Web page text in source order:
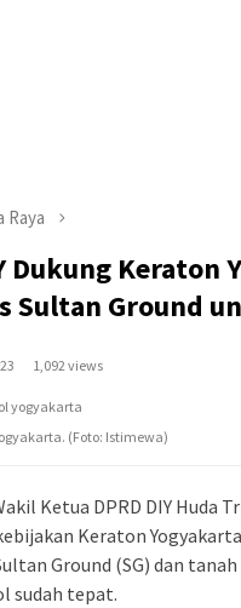
Raya
Dukung Keraton
Sultan Ground
1,092 views
(Foto: Istimewa)
Ketua DPRD DIY Huda
Keraton
Ground (SG) dan tanah
sudah tepat.